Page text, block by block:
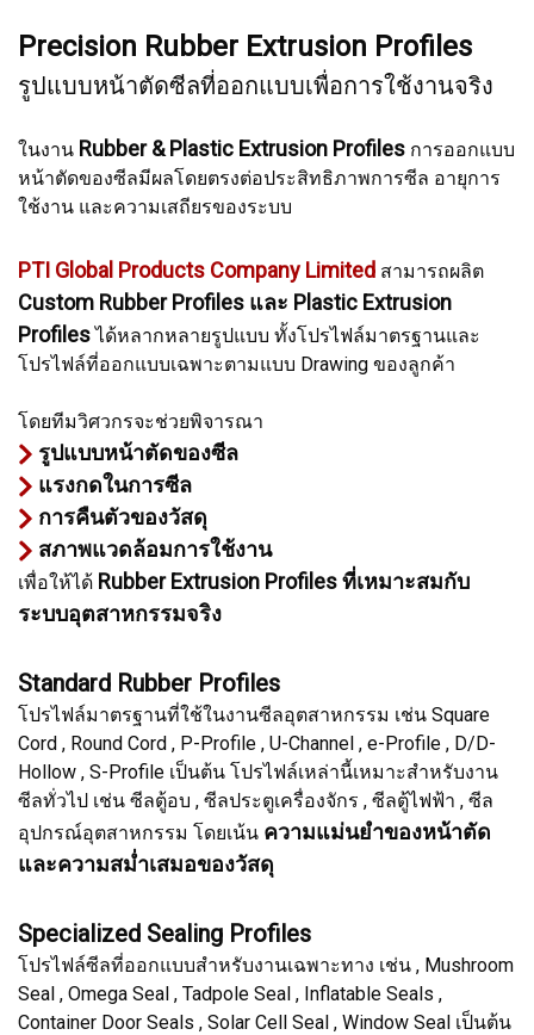
Precision Rubber Extrusion Profiles
รูปแบบหน้าตัดซีลที่ออกแบบเพื่อการใช้งานจริง
ในงาน Rubber & Plastic Extrusion Profiles การออกแบบ
หน้าตัดของซีลมีผลโดยตรงต่อประสิทธิภาพการซีล อายุการ
ใช้งาน และความเสถียรของระบบ
PTI Global Products Company Limited สามารถผลิต
Custom Rubber Profiles และ Plastic Extrusion
Profilesได้หลากหลายรูปแบบ ทั้งโปรไฟล์มาตรฐานและ
โปรไฟล์ที่ออกแบบเฉพาะตามแบบ Drawing ของลูกค้า
โดยทีมวิศวกรจะช่วยพิจารณา
รูปแบบหน้าตัดของซีล
แรงกดในการซีล
การคืนตัวของวัสดุ
สภาพแวดล้อมการใช้งาน
เพื่อให้ได้ Rubber Extrusion Profiles ที่เหมาะสมกับ
ระบบอุตสาหกรรมจริง
Standard Rubber Profiles
โปรไฟล์มาตรฐานที่ใช้ในงานซีลอุตสาหกรรม เช่น Square
Cord , Round Cord , P-Profile , U-Channel , e-Profile , D/D-
Hollow , S-Profile เป็นต้น โปรไฟล์เหล่านี้เหมาะสำหรับงาน
ซีลทั่วไป เช่น ซีลตู้อบ , ซีลประตูเครื่องจักร , ซีลตู้ไฟฟ้า , ซีล
อุปกรณ์อุตสาหกรรม โดยเน้น ความแม่นยำของหน้าตัด
และความสม่ำเสมอของวัสดุ
Specialized Sealing Profiles
โปรไฟล์ซีลที่ออกแบบสำหรับงานเฉพาะทาง เช่น , Mushroom
Seal , Omega Seal , Tadpole Seal , Inflatable Seals ,
Container Door Seals , Solar Cell Seal , Window Seal เป็นต้น